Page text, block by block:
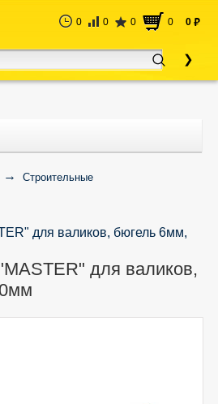
0 0 0 0 0 руб
Строительные
для валиков, бюгель 6мм,
для валиков,